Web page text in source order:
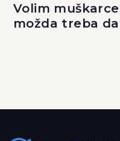
Volim
možda treba